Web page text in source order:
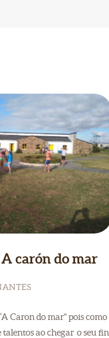
carón do mar
Caron do mar” pois como
ao chegar o seu fin